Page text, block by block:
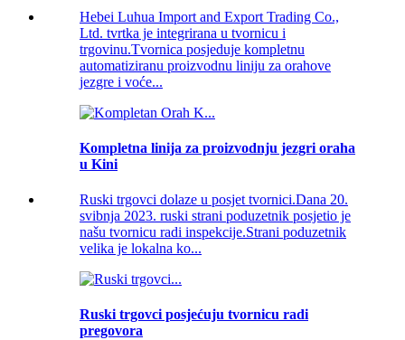
Hebei Luhua Import and Export Trading Co.,
Ltd. tvrtka je integrirana u tvornicu i
trgovinu.Tvornica posjeduje kompletnu
automatiziranu proizvodnu liniju za orahove
jezgre i voće...
Kompletna linija za proizvodnju jezgri oraha
u Kini
Ruski trgovci dolaze u posjet tvornici.Dana 20.
svibnja 2023. ruski strani poduzetnik posjetio je
našu tvornicu radi inspekcije.Strani poduzetnik
velika je lokalna ko...
Ruski trgovci posjećuju tvornicu radi
pregovora